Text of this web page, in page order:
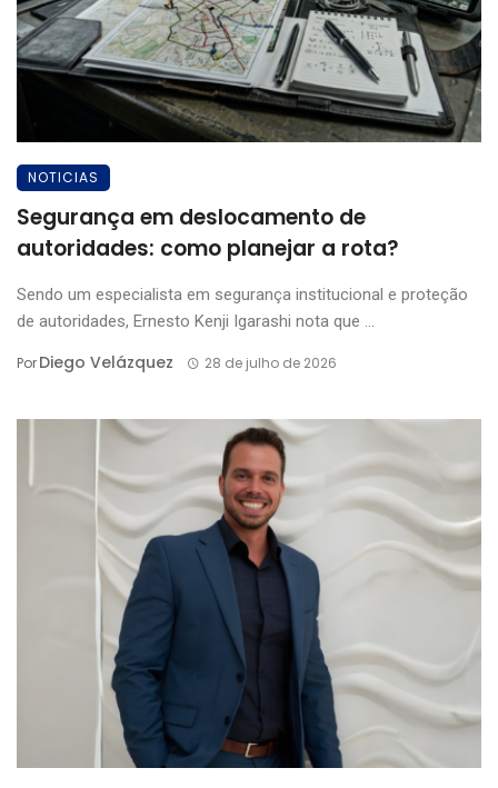
NOTICIAS
Segurança em deslocamento de
autoridades: como planejar a rota?
Sendo um especialista em segurança institucional e proteção
de autoridades, Ernesto Kenji Igarashi nota que ...
PorDiego Velázquez 28 de julho de 2026